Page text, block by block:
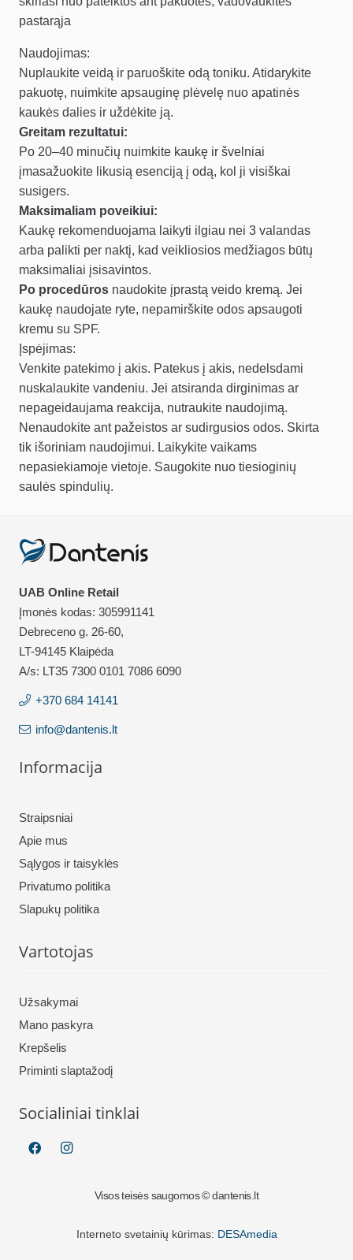
pastarąja
Naudojimas:
Nuplaukite veidą ir paruoškite odą toniku. Atidarykite
pakuotę, nuimkite apsauginę plėvelę nuo apatinės
kaukės dalies ir uždėkite ją.
Greitam rezultatui:
Po 20–40 minučių nuimkite kaukę ir švelniai
įmasažuokite likusią esenciją į odą, kol ji visiškai
susigers.
Maksimaliam poveikiui:
Kaukę rekomenduojama laikyti ilgiau nei 3 valandas
arba palikti per naktį, kad veikliosios medžiagos būtų
maksimaliai įsisavintos.
Po procedūros naudokite įprastą veido kremą. Jei
kaukę naudojate ryte, nepamirškite odos apsaugoti
kremu su SPF.
Įspėjimas:
Venkite patekimo į akis. Patekus į akis, nedelsdami
nuskalaukite vandeniu. Jei atsiranda dirginimas ar
nepageidaujama reakcija, nutraukite naudojimą.
Nenaudokite ant pažeistos ar sudirgusios odos. Skirta
tik išoriniam naudojimui. Laikykite vaikams
nepasiekiamoje vietoje. Saugokite nuo tiesioginių
saulės spindulių.
UAB Online Retail
Įmonės kodas: 305991141
Debreceno g. 26-60,
LT-94145 Klaipėda
A/s: LT35 7300 0101 7086 6090
+370 684 14141
info@dantenis.lt
Informacija
Straipsniai
Apie mus
Sąlygos ir taisyklės
Privatumo politika
Slapukų politika
Vartotojas
Užsakymai
Mano paskyra
Krepšelis
Priminti slaptažodį
Socialiniai tinklai
Visos teisės saugomos © dantenis.lt
Interneto svetainių kūrimas: DESAmedia